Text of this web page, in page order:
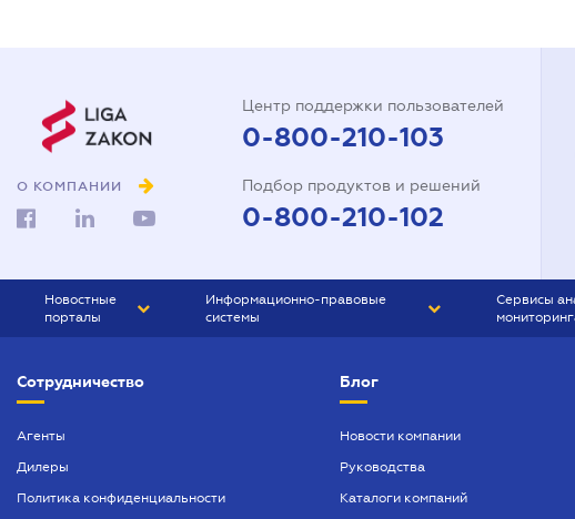
О КОМПАНИИ
Центр поддержки пользователей
0-800-210-103
Подбор продуктов и решений
0-800-210-102
Новостные
порталы
БИЗНЕС
Информационно-правовые
системы
БУХГАЛТЕР ПРОФ
ЮРИСТ ПРОФ
Сервисы
Сотрудничество
Агенты
Дилеры
Политика конфиденциальности
Блог
Новости компании
Руководства
Каталоги компаний